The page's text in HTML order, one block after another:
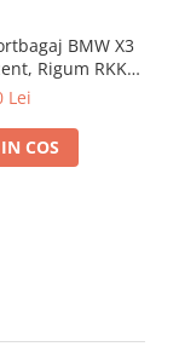
BMW X3
Rigum RKK
Lei
COS